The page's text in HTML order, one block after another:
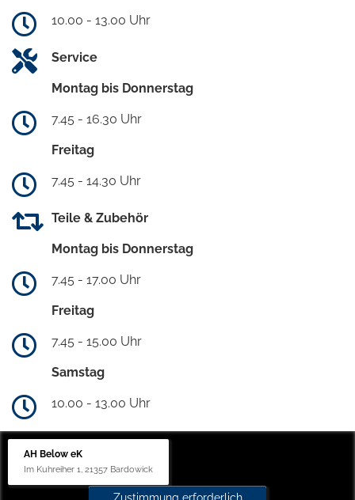
10.00 - 13.00 Uhr
Service
Montag bis Donnerstag
7.45 - 16.30 Uhr
Freitag
7.45 - 14.30 Uhr
Teile & Zubehör
Montag bis Donnerstag
7.45 - 17.00 Uhr
Freitag
7.45 - 15.00 Uhr
Samstag
10.00 - 13.00 Uhr
AH Below eK
Im Kuhreiher 1, 21357 Bardowick
Zustimmung erforderlich